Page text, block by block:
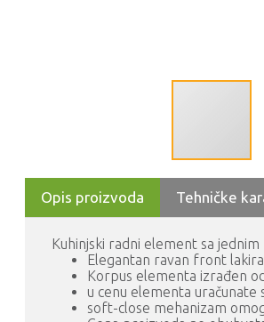
Opis proizvoda Tehničke
Kuhinjski radni element sa
Elegantan ravan front
Korpus elementa izrađen
u cenu elementa uračunate
soft-close mehanizam